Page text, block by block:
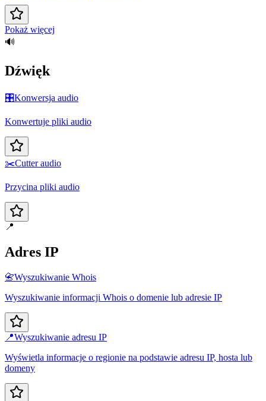
Pokaż więcej
🔊
Dźwięk
🎛️Konwersja audio
Konwertuje pliki audio
✂️Cutter audio
Przycina pliki audio
📍
Adres IP
📇Wyszukiwanie Whois
Wyszukiwanie informacji Whois o domenie lub adresie IP
📍Wyszukiwanie adresu IP
Wyświetla informacje o regionie na podstawie adresu IP, hosta lub
domeny